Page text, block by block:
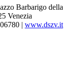
Barbarigo della
Venezia
| www.dszv.it